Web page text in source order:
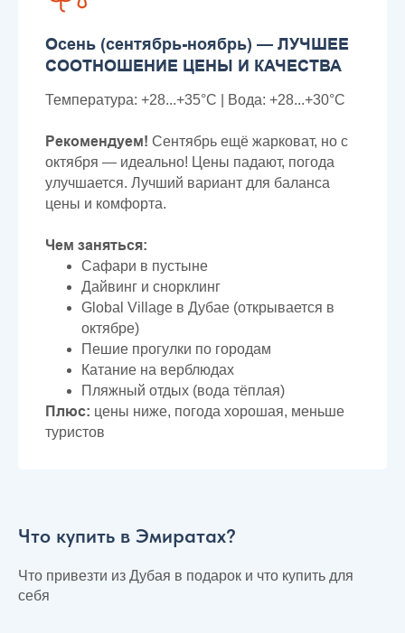
Осень (сентябрь-ноябрь) — ЛУЧШЕЕ
СООТНОШЕНИЕ ЦЕНЫ И КАЧЕСТВА
Температура: +28...+35°C | Вода: +28...+30°C
Рекомендуем! Сентябрь ещё жарковат, но с
октября — идеально! Цены падают, погода
улучшается. Лучший вариант для баланса
цены и комфорта.
Чем заняться:
Сафари в пустыне
Дайвинг и снорклинг
Global Village в Дубае (открывается в
октябре)
Пешие прогулки по городам
Катание на верблюдах
Пляжный отдых (вода тёплая)
Плюс: цены ниже, погода хорошая, меньше
туристов
Что купить в Эмиратах?
Что привезти из Дубая в подарок и что купить для
себя